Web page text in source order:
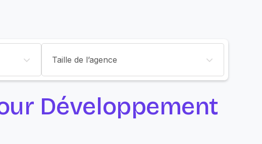
Taille de l’agence
Développement